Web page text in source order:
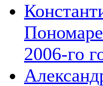
2006-го